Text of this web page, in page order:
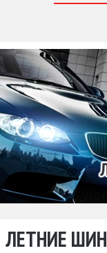
ЛЕТНИЕ